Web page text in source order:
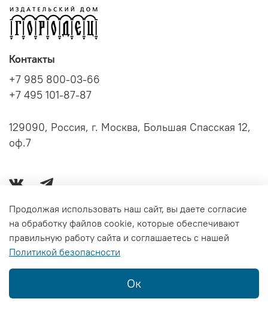
Серии книг
Информация
Контакты
+7 985 800-03-66
+7 495 101-87-87
129090, Россия, г. Москва, Большая Спасская 12,
оф.7
Продолжая использовать наш сайт, вы даете согласие
на обработку файлов cookie, которые обеспечивают
правильную работу сайта и соглашаетесь с нашей
Политикой безопасности
Ок